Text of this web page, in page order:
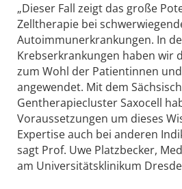
„Dieser Fall zeigt das große
Zelltherapie bei
Autoimmunerkrankungen. In
Krebserkrankungen haben wir
zum Wohl der Patientinnen
angewendet. Mit dem
Gentherapiecluster Saxocell
Voraussetzungen um dieses
Expertise auch bei anderen
sagt Prof. Uwe Platzbecker,
am Universitätsklinikum